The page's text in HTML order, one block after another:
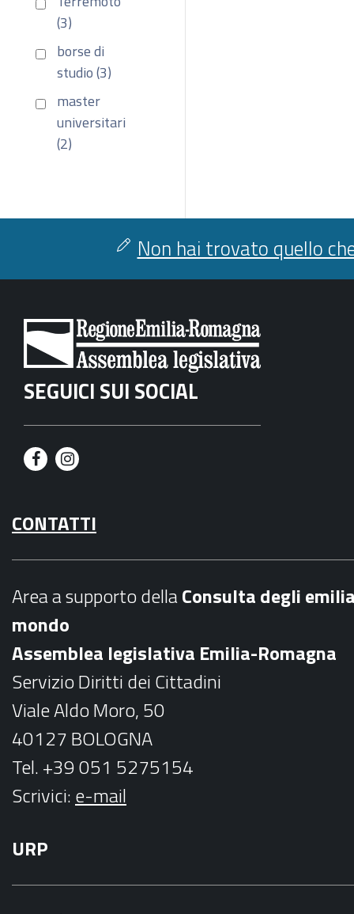
(3)
borse di
studio (3)
master
universitari
(2)
Non hai trovato quello
SEGUICI SUI SOCIAL
F
c
e
o
k
I
s
t
r
a
m
CONTATTI
Area a supporto dellaConsulta degli
mondo
Assemblea legislativa Emilia-Romagna
Servizio Diritti dei Cittadini
Viale Aldo Moro, 50
40127 BOLOGNA
Tel. +39 051 5275154
Scrivici:e-mail
URP